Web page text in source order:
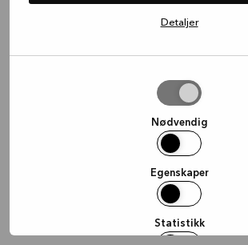
Detaljer
Nødvendig
Egenskaper
Statistikk